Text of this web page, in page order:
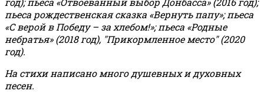
пьеса рождественская сказка «Вернуть папу»; пьеса
«С верой в Победу – за хлебом!»;пьеса «Родные
небратья» (2018 год), "Прикормленное место" (2020
год).
На стихи написано много душевных и духовных
песен.